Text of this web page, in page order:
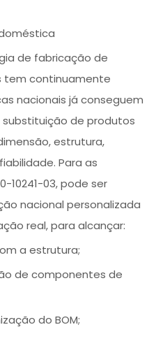
de fabricação de
tem continuamente
nacionais já conseguem
de produtos
estrutura,
Para as
10241-03, pode ser
nacional personalizada
real, para alcançar:
a estrutura;
de componentes de
do BOM;